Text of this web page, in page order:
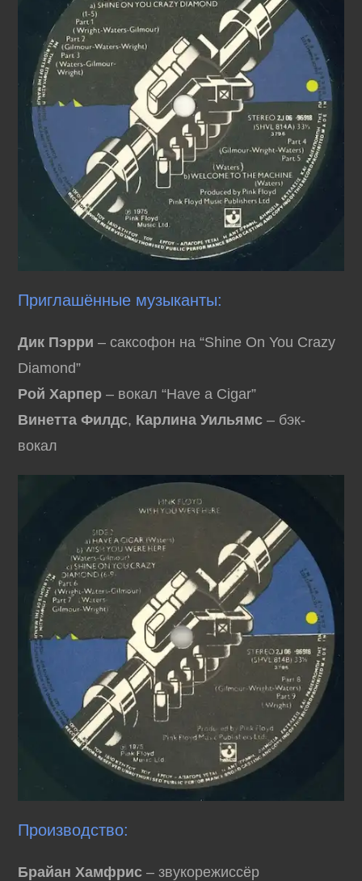
Приглашённые музыканты:
Дик Пэрри – саксофон на “Shine On You Crazy
Diamond”
Рой Харпер – вокал “Have a Cigar”
Винетта Филдс, Карлина Уильямс – бэк-
вокал
Производство:
Брайан Хамфрис – звукорежиссёр